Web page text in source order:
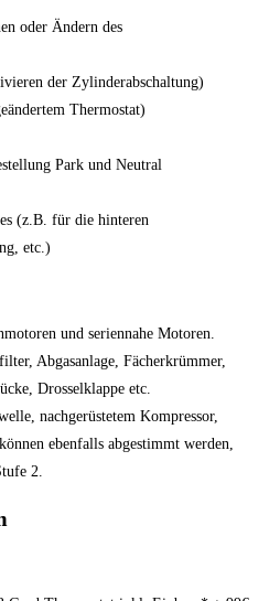
oder Ändern des
der Zylinderabschaltung)
Thermostat)
Park und Neutral
(z.B. für die hinteren
etc.)
und seriennahe Motoren.
Abgasanlage, Fächerkrümmer,
Drosselklappe etc.
nachgerüstetem Kompressor,
ebenfalls abgestimmt werden,
2.